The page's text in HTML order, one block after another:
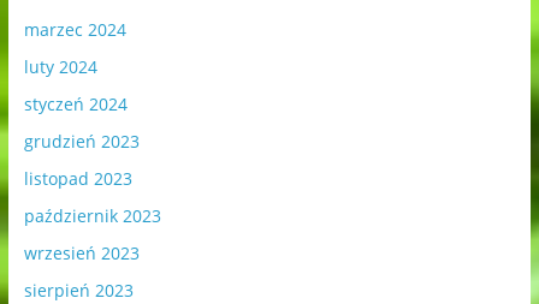
marzec 2024
luty 2024
styczeń 2024
grudzień 2023
listopad 2023
październik 2023
wrzesień 2023
sierpień 2023